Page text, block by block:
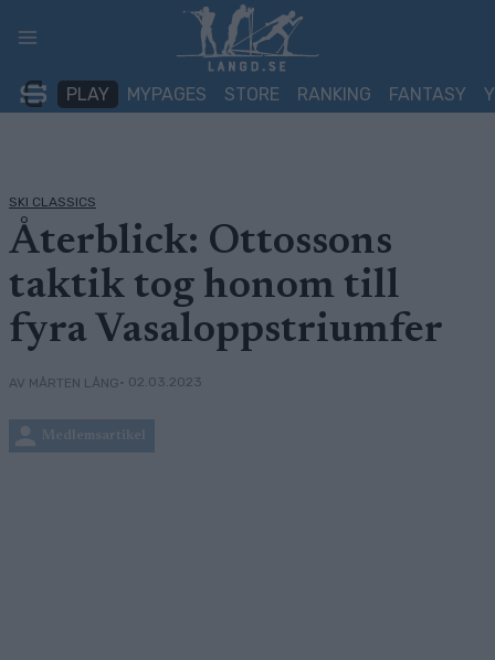
PLAY MYPAGES STORE RANKING FANTASY
SKI CLASSICS
Återblick: Ottossons
taktik tog honom till
fyra Vasaloppstriumfer
AV MÅRTEN LÅNG• 02.03.2023
Medlemsartikel